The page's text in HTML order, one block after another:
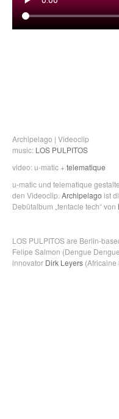
Archipelago | Videoclip
music: LOS PULPITOS
video: u-matic + telematique
u-matic und telematique
den Videoclip. Archipelago ist
Debütalbum „tentacle tech“ von
LOS PULPITOS are Berlin-
Felipe Salmon (Dengue
innovator Dirk Leyers